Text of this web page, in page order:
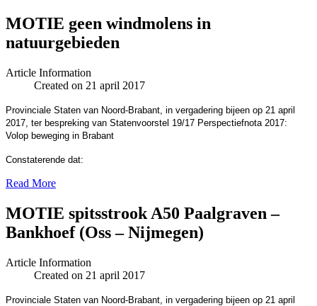
MOTIE geen windmolens in
natuurgebieden
Article Information
Created on 21 april 2017
Provinciale Staten van Noord-Brabant, in vergadering bijeen op 21 april
2017, ter bespreking van Statenvoorstel 19/17 Perspectiefnota 2017:
Volop beweging in Brabant
Constaterende dat:
Read More
MOTIE spitsstrook A50 Paalgraven –
Bankhoef (Oss – Nijmegen)
Article Information
Created on 21 april 2017
Provinciale Staten van Noord-Brabant, in vergadering bijeen op 21 april